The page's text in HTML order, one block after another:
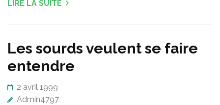
LIRE LA SUITE
Les sourds veulent se faire
entendre
2 avril 1999
Admin4797